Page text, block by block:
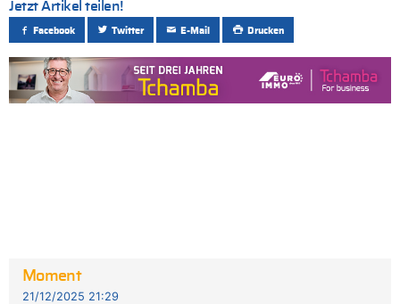
Jetzt Artikel teilen!
Facebook Twitter E-Mail Drucken
Moment
21/12/2025 21:29